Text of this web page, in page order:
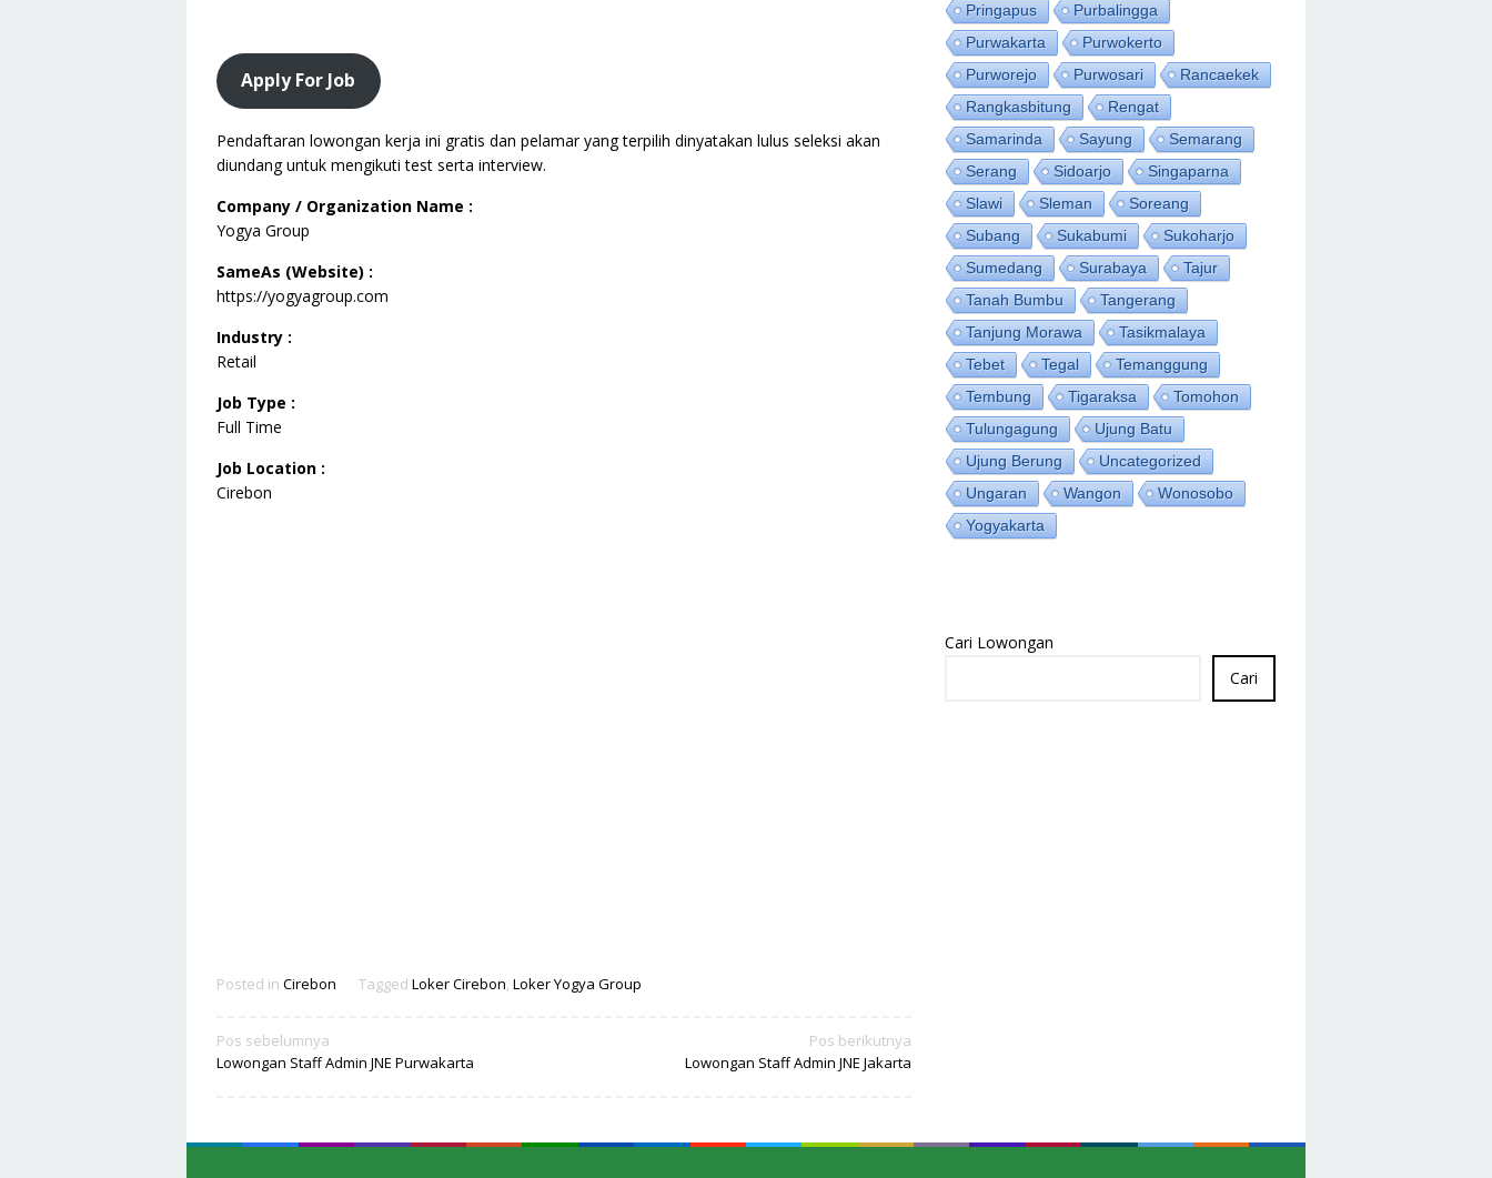
Apply For Job
Pendaftaran lowongan kerja ini gratis dan pelamar yang terpilih dinyatakan lulus seleksi akan
diundang untuk mengikuti test serta interview.
Company / Organization Name :
Yogya Group
SameAs (Website) :
https://yogyagroup.com
Industry :
Retail
Job Type :
Full Time
Job Location :
Cirebon
Posted in Cirebon Tagged Loker Cirebon Loker Yogya Group
Navigasi
pos
Pos sebelumnya
Lowongan Staff Admin JNE Purwakarta
Pos berikutnya
Lowongan Staff Admin JNE Jakarta
Pringapus
Purbalingga
Purwakarta
Purwokerto
Purworejo
Purwosari
Rancaekek
Rangkasbitung
Rengat
Samarinda
Sayung
Semarang
Serang
Sidoarjo
Singaparna
Slawi
Sleman
Soreang
Subang
Sukabumi
Sukoharjo
Sumedang
Surabaya
Tajur
Tanah Bumbu
Tangerang
Tanjung Morawa
Tasikmalaya
Tebet
Tegal
Temanggung
Tembung
Tigaraksa
Tomohon
Tulungagung
Ujung Batu
Ujung Berung
Uncategorized
Ungaran
Wangon
Wonosobo
Yogyakarta
Cari Lowongan
Cari